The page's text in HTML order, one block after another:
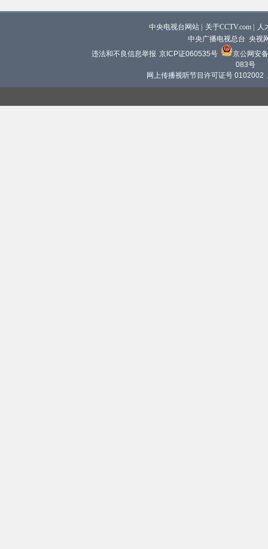
中央电视台网站 关于CCTV.com
人
中央广播电视总台 央视
违法和不良信息举报 京ICP证060535号
京公网安
083号
网上传播视听节目许可证号